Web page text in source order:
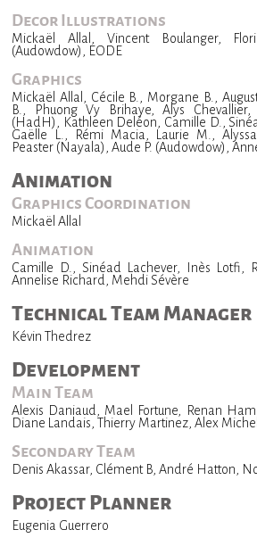
Decor Illustrations
Mickaël Allal, Vincent Boulanger,
(Audowdow), EODE
Graphics
Mickaël Allal, Cécile B., Morgane B.,
B., Phuong Vy Brihaye, Alys Chevallier,
(HadH), Kathleen Deléon, Camille D.,
Gaëlle L., Rémi Macia, Laurie M.,
Peaster (Nayala), Aude P. (Audowdow),
Animation
Graphics Coordination
Mickaël Allal
Animation
Camille D., Sinéad Lachever, Inès Lotfi,
Annelise Richard, Mehdi Sévère
Technical Team Manager
Kévin Thedrez
Development
Main Team
Alexis Daniaud, Mael Fortune, Renan
Diane Landais, Thierry Martinez, Alex
Secondary Team
Denis Akassar, Clément B, André Hatton,
Project Planner
Eugenia Guerrero